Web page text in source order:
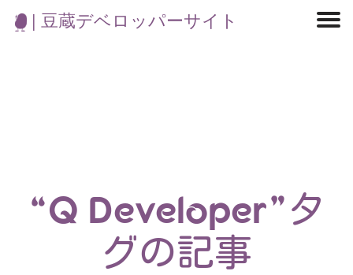
| 豆蔵デベロッパーサイト
“Q Developer”タ
グの記事